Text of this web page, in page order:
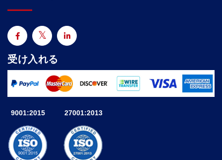
受け入れる
9001:2015 27001:2013